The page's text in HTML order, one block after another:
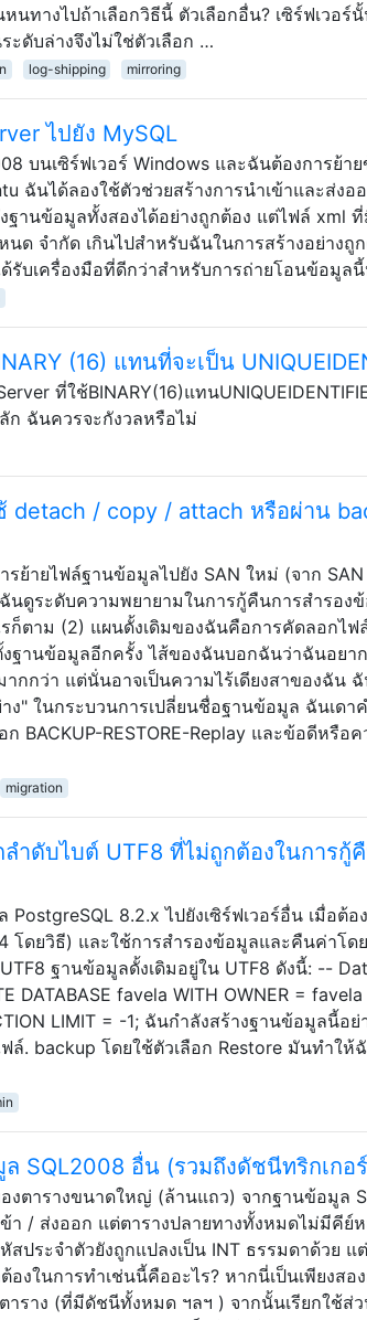
ทางไปถ้าเลือกวิธีนี้ ตัวเลือกอื่น? เซิร์ฟเวอร์
ะดับล่างจึงไม่ใช่ตัวเลือก …
log-shipping mirroring
ไปยัง MySQL
บนเซิร์ฟเวอร์ Windows และฉันต้องการย้า
ฉันได้ลองใช้ตัวช่วยสร้างการนำเข้าและส่งออ
งฐานข้อมูลทั้งสองได้อย่างถูกต้อง แต่ไฟล์ xml
ด จำกัด เกินไปสำหรับฉันในการสร้างอย่างถู
รับเครื่องมือที่ดีกว่าสำหรับการถ่ายโอนข้อมูล
(16) แทนที่จะเป็น
ที่ใช้BINARY(16)แทน
ฉันควรจะกังวลหรือไม่
detach / copy / attach หรือผ่าน
รย้ายไฟล์ฐานข้อมูลไปยัง SAN ใหม่ (จาก
นดูระดับความพยายามในการกู้คืนการสำรอง
ก็ตาม (2) แผนดั้งเดิมของฉันคือการคัดลอกไฟล์
ฐานข้อมูลอีกครั้ง ไส้ของฉันบอกฉันว่าฉันอย
ากกว่า แต่นั่นอาจเป็นความไร้เดียงสาของฉัน
ง" ในกระบวนการเปลี่ยนชื่อฐานข้อมูล ฉันเด
BACKUP-RESTORE-Replay และข้อดีหรือ
migration
ำดับไบต์ UTF8 ที่ไม่ถูกต้องในการกู้
8.2.x ไปยังเซิร์ฟเวอร์อื่น เมื่อต้
โดยวิธี) และใช้การสำรองข้อมูลและคืนค่าโ
ฐานข้อมูลดั้งเดิมอยู่ใน UTF8 ดังนี้: --
DATABASE favela WITH OWNER =
LIMIT = -1; ฉันกำลังสร้างฐานข้อมูลนี้อย่
. backup โดยใช้ตัวเลือก Restore มันทำให้
SQL2008 อื่น (รวมถึงดัชนีทริกเกอ
งตารางขนาดใหญ่ (ล้านแถว) จากฐานข้อมูล
า / ส่งออก แต่ตารางปลายทางทั้งหมดไม่มีคีย์
ประจำตัวยังถูกแปลงเป็น INT ธรรมดาด้วย
งในการทำเช่นนี้คืออะไร? หากนี่เป็นเพียงสอ
ราง (ที่มีดัชนีทั้งหมด ฯลฯ ) จากนั้นเรียกใช้ส่